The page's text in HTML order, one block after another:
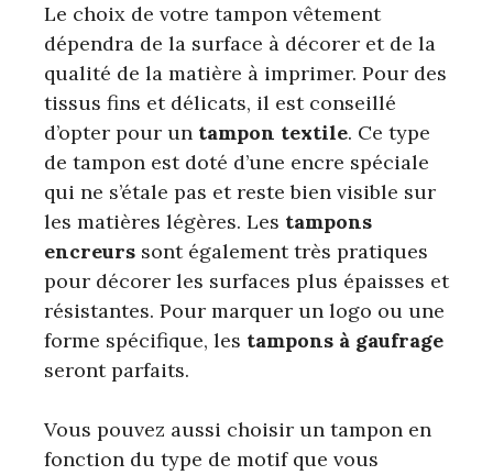
Le choix de votre tampon vêtement
dépendra de la surface à décorer et de la
qualité de la matière à imprimer. Pour des
tissus fins et délicats, il est conseillé
d’opter pour un tampon textile. Ce type
de tampon est doté d’une encre spéciale
qui ne s’étale pas et reste bien visible sur
les matières légères. Les tampons
encreurs sont également très pratiques
pour décorer les surfaces plus épaisses et
résistantes. Pour marquer un logo ou une
forme spécifique, les tampons à gaufrage
seront parfaits.
Vous pouvez aussi choisir un tampon en
fonction du type de motif que vous